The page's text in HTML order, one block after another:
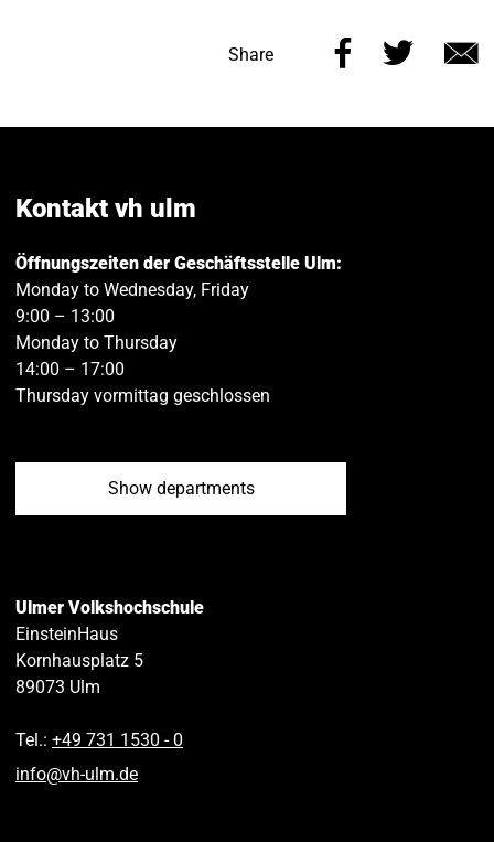
Share
Share
page
Share
page
Kontakt vh ulm
Öffnungszeiten der Geschäftsstelle Ulm:
Monday to Wednesday, Friday
9:00 – 13:00
Monday to Thursday
14:00 – 17:00
Thursday vormittag geschlossen
Show departments
Ulmer Volkshochschule
EinsteinHaus
Kornhausplatz 5
89073 Ulm
Tel.: +49 731 1530 ‑ 0
info@vh-ulm.de